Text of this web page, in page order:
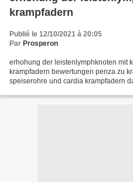
krampfadern
Publié le 12/10/2021 à 20:05
Par Prosperon
erhohung der leistenlymphknoten mit
krampfadern bewertungen penza zu
speiserohre und cardia krampfadern